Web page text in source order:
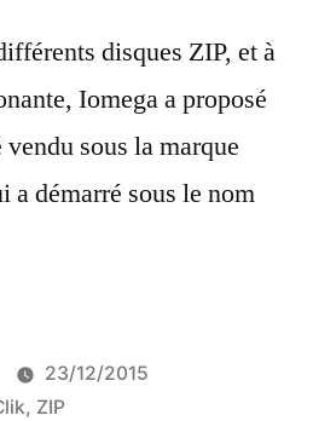
disques ZIP, et à
Iomega a proposé
sous la marque
a démarré sous le nom
23/12/2015
:
, ZIP